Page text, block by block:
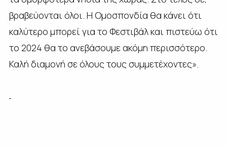
βραβεύονται όλοι. Η Ομοσπονδία θα κάνει ότι
καλύτερο μπορεί για το Φεστιβάλ και πιστεύω ότι
το 2024 θα το ανεβάσουμε ακόμη περισσότερο.
Καλή διαμονή σε όλους τους συμμετέχοντες».